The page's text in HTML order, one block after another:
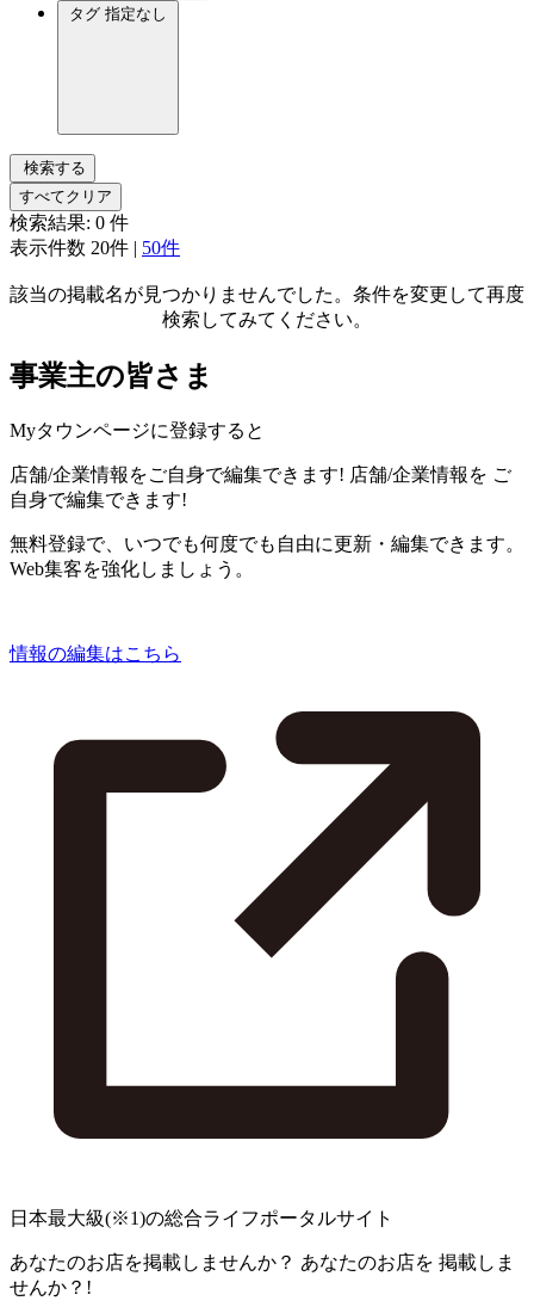
タグ 指定なし
検索する
すべてクリア
検索結果: 0 件
表示件数 20件 | 50件
該当の掲載名が見つかりませんでした。条件を変更して再度
検索してみてください。
事業主の皆さま
Myタウンページに登録すると
店舗/企業情報をご自身で編集できます! 店舗/企業情報を ご
自身で編集できます!
無料登録で、いつでも何度でも自由に更新・編集できます。
Web集客を強化しましょう。
情報の編集はこちら
日本最大級(※1)の総合ライフポータルサイト
あなたのお店を掲載しませんか？ あなたのお店を 掲載しま
せんか？!